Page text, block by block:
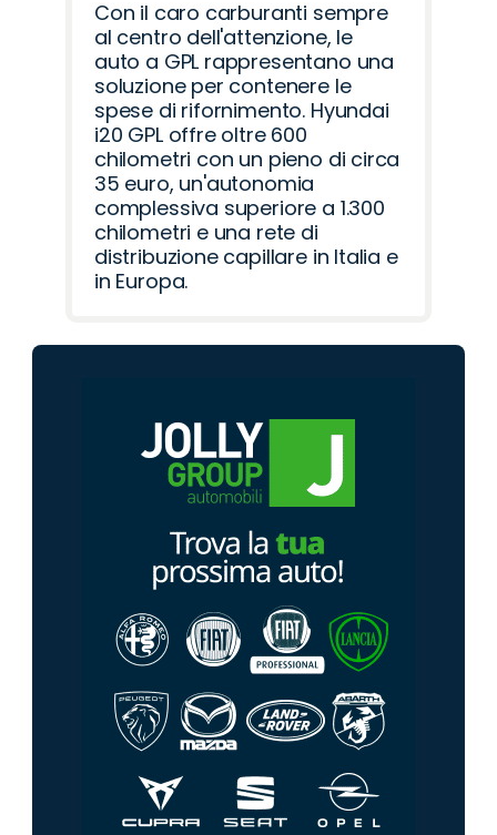
Con il caro carburanti sempre
al centro dell'attenzione, le
auto a GPL rappresentano una
soluzione per contenere le
spese di rifornimento. Hyundai
i20 GPL offre oltre 600
chilometri con un pieno di circa
35 euro, un'autonomia
complessiva superiore a 1.300
chilometri e una rete di
distribuzione capillare in Italia e
in Europa.